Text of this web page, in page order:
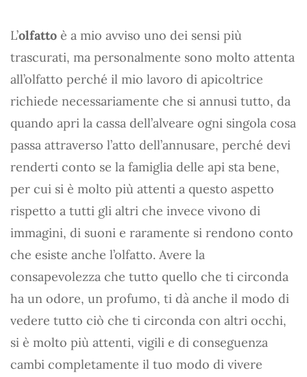
L’olfatto è a mio avviso uno dei sensi più
trascurati, ma personalmente sono molto attenta
all’olfatto perché il mio lavoro di apicoltrice
richiede necessariamente che si annusi tutto, da
quando apri la cassa dell’alveare ogni singola cosa
passa attraverso l’atto dell’annusare, perché devi
renderti conto se la famiglia delle api sta bene,
per cui si è molto più attenti a questo aspetto
rispetto a tutti gli altri che invece vivono di
immagini, di suoni e raramente si rendono conto
che esiste anche l’olfatto. Avere la
consapevolezza che tutto quello che ti circonda
ha un odore, un profumo, ti dà anche il modo di
vedere tutto ciò che ti circonda con altri occhi,
si è molto più attenti, vigili e di conseguenza
cambi completamente il tuo modo di vivere